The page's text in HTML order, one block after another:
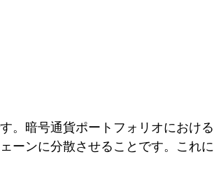
。暗号通貨ポートフォリオにおける
ーンに分散させることです。これに